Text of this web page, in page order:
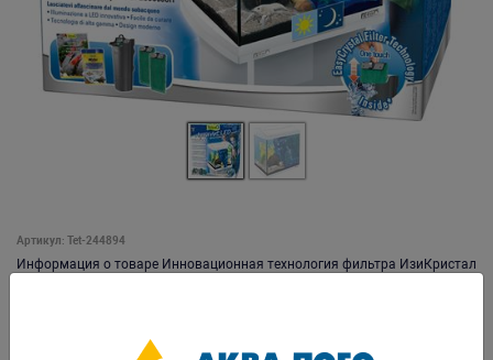
Артикул: Tet-244894
Информация о товаре Инновационная технология фильтра ИзиКристал
современного оборудования и технологии изготовления. Большие